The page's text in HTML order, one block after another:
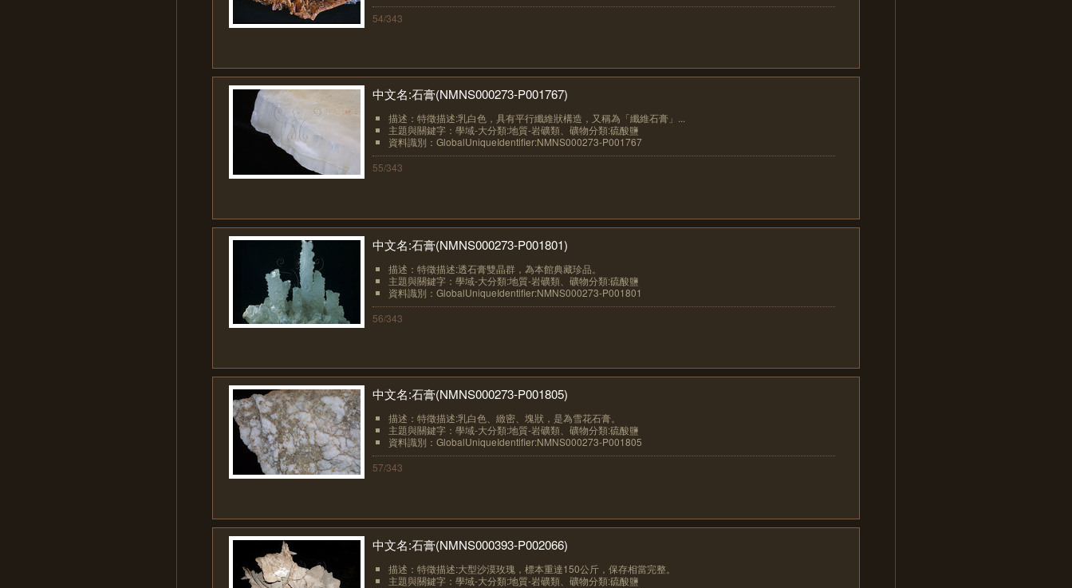
54/343
中文名:石膏(NMNS000273-P001767)
描述：特徵描述:乳白色，具有平行纖維狀構造，又稱為「纖維石膏」...
主題與關鍵字：學域-大分類:地質-岩礦類、礦物分類:硫酸鹽
資料識別：GlobalUniqueIdentifier:NMNS000273-P001767
55/343
中文名:石膏(NMNS000273-P001801)
描述：特徵描述:透石膏雙晶群，為本館典藏珍品。
主題與關鍵字：學域-大分類:地質-岩礦類、礦物分類:硫酸鹽
資料識別：GlobalUniqueIdentifier:NMNS000273-P001801
56/343
中文名:石膏(NMNS000273-P001805)
描述：特徵描述:乳白色、緻密、塊狀，是為雪花石膏。
主題與關鍵字：學域-大分類:地質-岩礦類、礦物分類:硫酸鹽
資料識別：GlobalUniqueIdentifier:NMNS000273-P001805
57/343
中文名:石膏(NMNS000393-P002066)
描述：特徵描述:大型沙漠玫瑰，標本重達150公斤，保存相當完整。
主題與關鍵字：學域-大分類:地質-岩礦類、礦物分類:硫酸鹽